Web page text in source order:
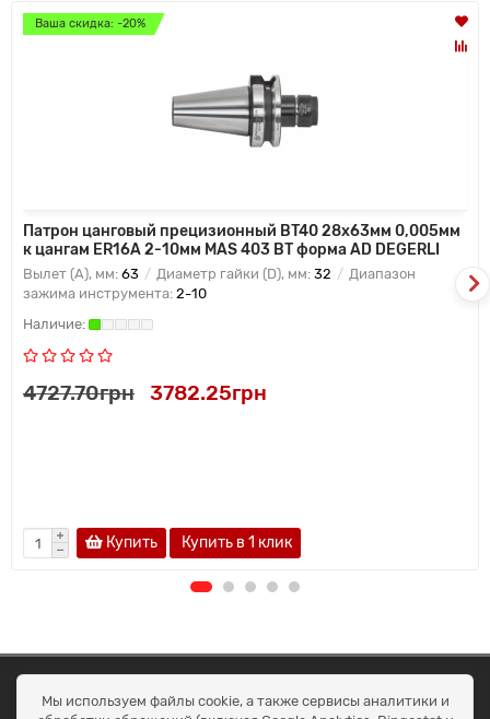
Ваша скидка: -20%
Патрон цанговый прецизионный BT40 28x63мм 0,005мм
к цангам ER16A 2-10мм MAS 403 BT форма AD DEGERLI
Вылет (A), мм: 63 Диаметр гайки (D), мм: 32
Диапазон
зажима инструмента: 2-10
4727.70грн 3782.25грн
Купить Купить в 1 клик
ОКЕАН ТРЕЙД
Договір публичної оферти
Мы используем файлы cookie, а также сервисы аналитики и